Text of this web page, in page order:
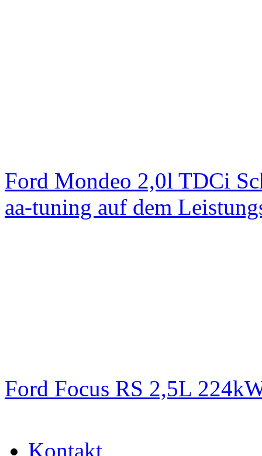
Ford Mondeo 2,0l TDCi
aa-tuning auf dem
Ford Focus RS 2,5L
Kontakt